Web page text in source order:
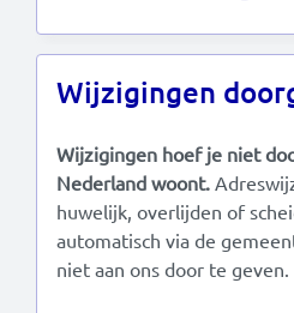
Wijzigingen
Wijzigingen hoef je niet
Nederland woont.
huwelijk, overlijden of
automatisch via de
niet aan ons door te geven.